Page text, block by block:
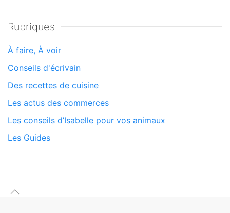
Rubriques
À faire, À voir
Conseils d'écrivain
Des recettes de cuisine
Les actus des commerces
Les conseils d’Isabelle pour vos animaux
Les Guides